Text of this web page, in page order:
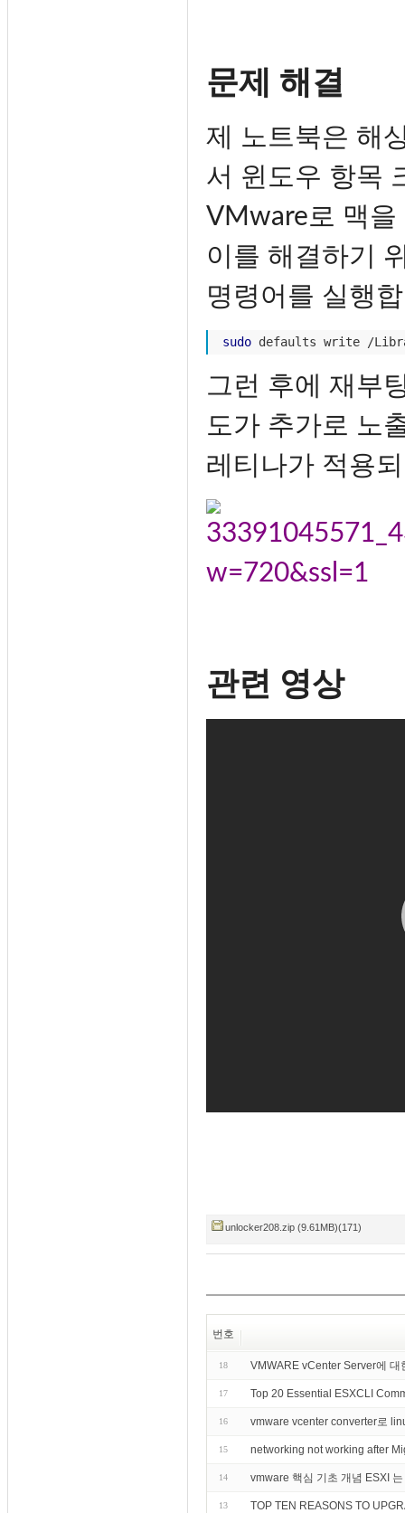
문제 해결
제 노트북은 해
서 윈도우 항목
VMware로 맥을
이를 해결하기
명령어를 실행
sudo defaults write /
그런 후에 재부
도가 추가로 노
레티나가 적용
관련 영상
unlocker208.zip (9.61MB)(171)
번호
18 VMWARE vCenter Server에 대
17 Top 20 Essential ESXCLI
16 vmware vcenter converter로
15 networking not working after
14 vmware 핵심 기초 개념 ESXI
13 TOP TEN REASONS TO